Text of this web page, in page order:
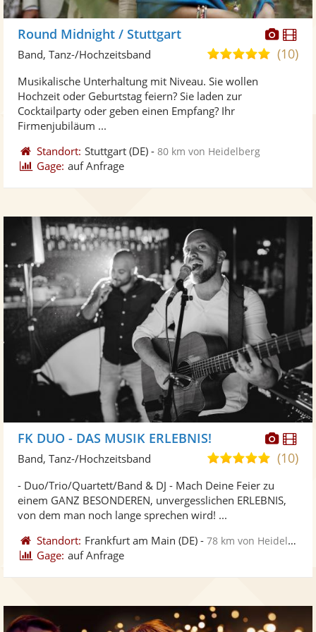
Round Midnight / Stuttgart
4,9(10)
Band, Tanz-/Hochzeitsband
Musikalische Unterhaltung mit Niveau. Sie wollen
Hochzeit oder Geburtstag feiern? Sie laden zur
Cocktailparty oder geben einen Empfang? Ihr
Firmenjubiläum ...
Standort: Stuttgart (DE) -80 km von Heidelberg
Gage: auf Anfrage
FK DUO - DAS MUSIK ERLEBNIS!
5,0
5
Sternen
(10)
Band, Tanz-/Hochzeitsband
- Duo/Trio/Quartett/Band & DJ - Mach Deine Feier zu
einem GANZ BESONDEREN, unvergesslichen ERLEBNIS,
von dem man noch lange sprechen wird! ...
Standort: Frankfurt am Main (DE) -78 km von Heidelberg
Gage: auf Anfrage